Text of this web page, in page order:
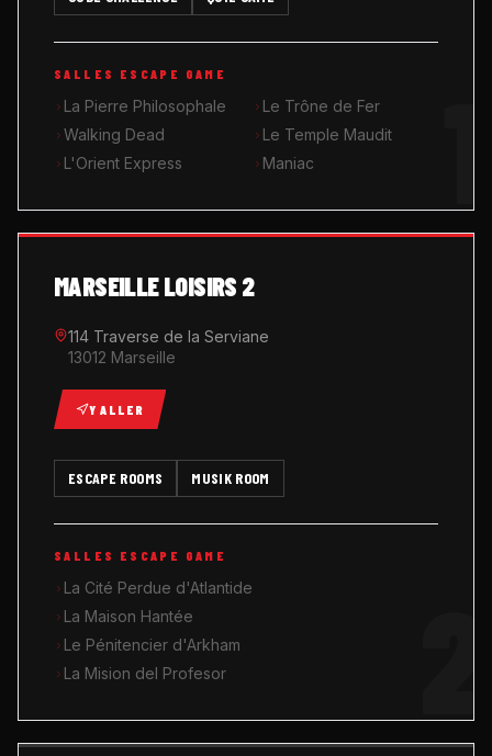
MUSIK ROOM KARAOKÉ
QUIZ GAME
SALLES ESCAPE GAME
La Pierre Philosophale
Le Trône de Fer
Walking Dead
Le Temple Maudit
L'Orient Express
Maniac
MARSEILLE LOISIRS 2
114 Traverse de la Serviane
13012 Marseille
Y ALLER
ESCAPE ROOMS MUSIK ROOM
SALLES ESCAPE GAME
La Cité Perdue d'Atlantide
La Maison Hantée
Le Pénitencier d'Arkham
La Mision del Profesor